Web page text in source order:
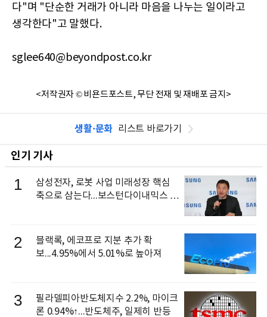
다"며 "단순한 거래가 아니라 마음을 나누는 일이라고
생각한다"고 말했다.
sglee640@beyondpost.co.kr
<저작권자 © 비욘드포스트, 무단 전재 및 재배포 금지>
생활·문화 리스트 바로가기
인기 기사
1
삼성전자, 로봇 사업 미래성장 핵심
축으로 삼는다...보스턴다이내믹스 출
2
블랙록, 에코프로 지분 추가 확
보...4.95%에서 5.01%로 높아져
3
필라델피아반도체지수 2.2%, 마이크
론 0.94%↑...반도체주, 일제히 반등